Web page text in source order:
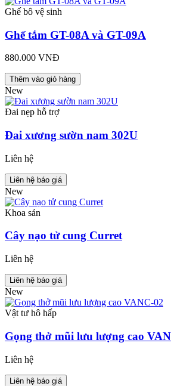
Ghế bô vệ sinh
Ghế tắm GT-08A và GT-09A
880.000 VNĐ
Thêm vào giỏ hàng
New
Đai nẹp hỗ trợ
Đai xương sườn nam 302U
Liên hệ
Liên hệ báo giá
New
Khoa sản
Cây nạo tử cung Curret
Liên hệ
Liên hệ báo giá
New
Vật tư hô hấp
Gọng thở mũi lưu lượng cao
Liên hệ
Liên hệ báo giá